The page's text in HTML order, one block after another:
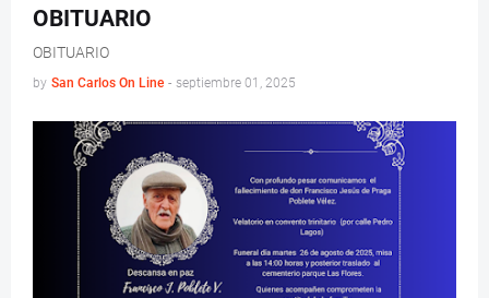
OBITUARIO
OBITUARIO
by San Carlos On Line - septiembre 01, 2025